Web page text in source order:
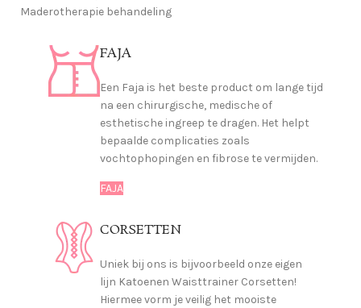
Maderotherapie behandeling
FAJA
Een Faja is het beste product om lange tijd
na een chirurgische, medische of
esthetische ingreep te dragen. Het helpt
bepaalde complicaties zoals
vochtophopingen en fibrose te vermijden.
FAJA
CORSETTEN
Uniek bij ons is bijvoorbeeld onze eigen
lijn Katoenen Waisttrainer Corsetten!
Hiermee vorm je veilig het mooiste